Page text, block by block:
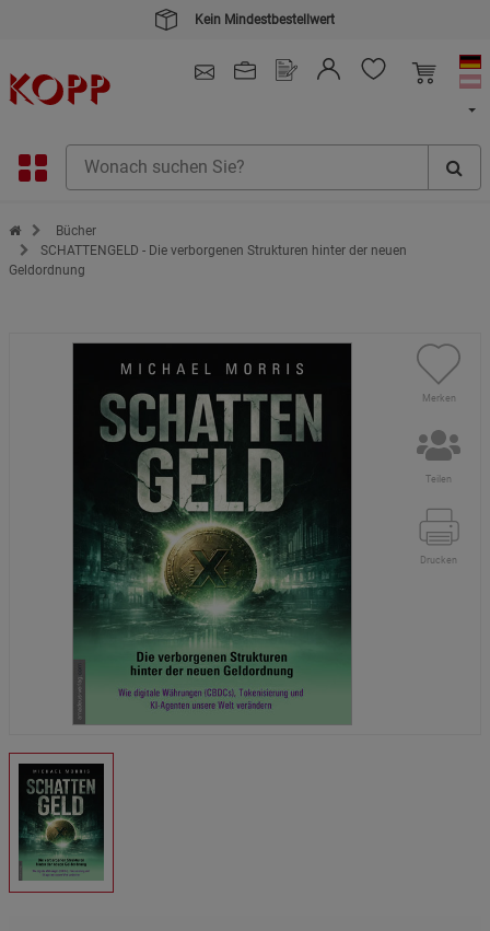
Kein Mindestbestellwert
Zur Startseite des Kopp Verlag Online-Shop
Bücher
SCHATTENGELD - Die verborgenen Strukturen hinter der neuen
Geldordnung
Merken
Teilen
Drucken